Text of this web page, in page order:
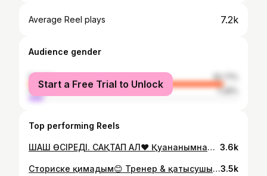
Average Reel plays 7.2k
Audience gender
female
92.71%
male
7.29%
Start a Free Trial to Unlock
Top performing Reels
ШАШ ӨСІРЕДІ. САҚТАП АЛ♥️ Қуанғанымнан ұштарын қидырттым. Өсіремін деп қайшы тигізбей жүргем. Ал ұзақ қимасаң, шаш ұштанып, ескіріп кетеді. Құрамы: 1.мумие 300 тг (2 флакон сусабынға жетеді) 2.кез-келген арзан сусабын. Менің Чистая линияға бүйрегім бұрады әрдайым. 500 тг 🌿 Жасалуы: Мумиені уатып, флаконға салып жақсылап араластырамын. Сусабын қара түсті боп шыға келеді. Бір күні өзімнің күнделікті жуатын Amway сусабын қолдансам, келесіде шаш өсіретінімді пайдаланамын. Нәтиже👍 Шашын өсіргісі кеп жүрген құрбыңа жібер немесе сторисіңе ала кет, сенің де оқырмандарыңа пайдасы тисін🍓 #шаш #мықтышаш #ұзыншаш #прическа #шашүлгілері 3.6k
Сториске қимадым😊 Тренер & қатысушы Dance mix with Aru @aru_dancefit_07 #dance#танцыуральск#би3.5k